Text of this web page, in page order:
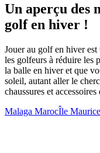
Un aperçu des
golf en hiver !
Jouer au golf en hiver
les golfeurs à réduire les
la balle en hiver et que
soleil, autant aller le
chaussures et
Malaga MarocÎle Maurice